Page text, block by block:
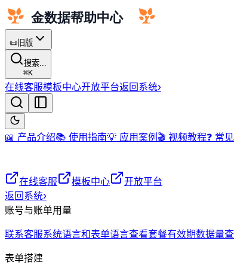
📜 旧版
搜索...
⌘K
在线客服模板中心开放平台返回系统›
📖 产品介绍📚 使用指南💡 应用案例 🎬 视频教程❓ 常
在线客服 模板中心
开放平台
返回系统›
账号与账单用量
联系客服系统语言和表单语言查看套餐有效期数据量
表单搭建